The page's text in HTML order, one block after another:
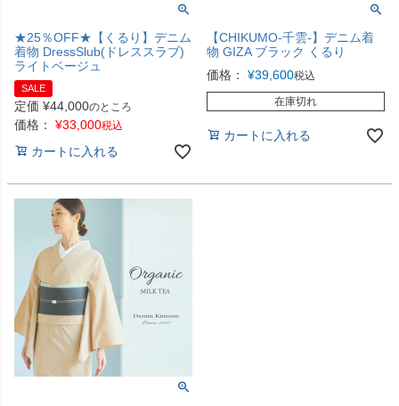
★25％OFF★【くるり】デニム
着物 DressSlub(ドレススラブ)
ライトベージュ
SALE
定価 ¥44,000のところ
価格： ¥33,000税込
カートに入れる
【CHIKUMO-千雲-】デニム着
物 GIZA ブラック くるり
価格：
¥39,600税込
在庫切れ
カートに入れる